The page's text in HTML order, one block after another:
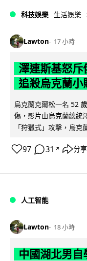
科技娛樂 生活娛樂
Lawton 17 小時
澤連斯基怒斥
追殺烏克蘭
烏克蘭克爾松一名 52
傷，影片由烏克蘭總統
「狩獵式」攻擊，烏克
97 31 ↗ 分享
人工智能
Lawton 18 小時
中國湖北男自